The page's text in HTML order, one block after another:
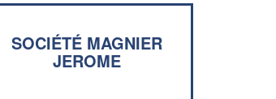
SOCIÉTÉ MAGNIER
JEROME